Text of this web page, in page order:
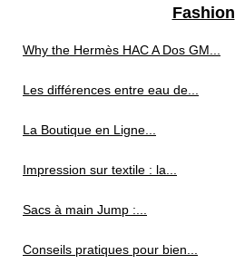
Fashion
Why the Hermès HAC A Dos GM...
Les différences entre eau de...
La Boutique en Ligne...
Impression sur textile : la...
Sacs à main Jump :...
Conseils pratiques pour bien...